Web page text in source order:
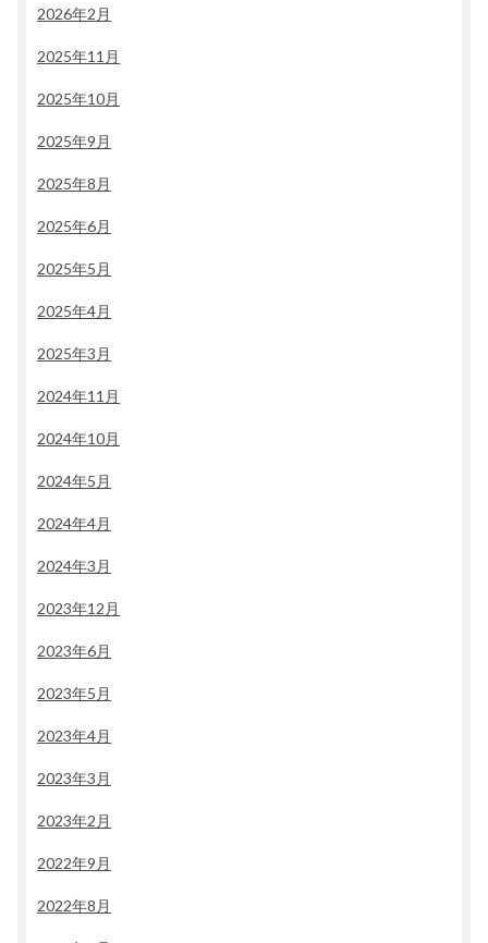
2026年2月
2025年11月
2025年10月
2025年9月
2025年8月
2025年6月
2025年5月
2025年4月
2025年3月
2024年11月
2024年10月
2024年5月
2024年4月
2024年3月
2023年12月
2023年6月
2023年5月
2023年4月
2023年3月
2023年2月
2022年9月
2022年8月